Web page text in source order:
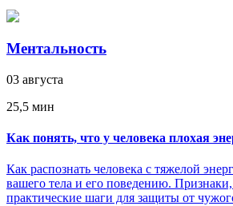
Ментальность
03 августа
25,5 мин
Как понять, что у человека плохая
Как распознать человека с тяжелой
вашего тела и его поведению.
практические шаги для защиты от